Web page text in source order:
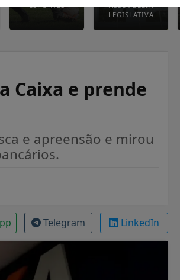
ESPORTES
ASSEMBLEIA
LEGISLATIVA
Caixa e prende
e apreensão e mirou
Telegram LinkedIn